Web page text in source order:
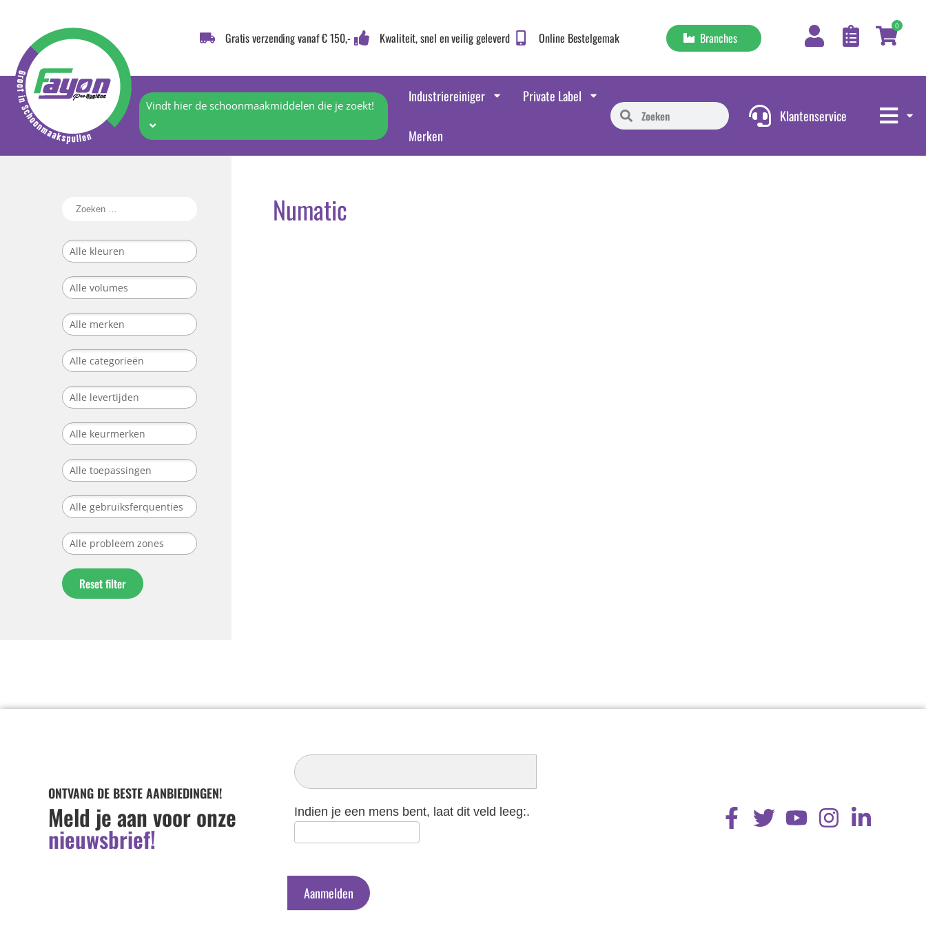
Gratis verzending vanaf € 150,- Kwaliteit, snel en veilig geleverd Online Bestelgemak Branches
0
Vindt hier de schoonmaakmiddelen die je zoekt!
Industriereiniger Private Label
Merken
Klantenservice
Numatic
ONTVANG DE BESTE AANBIEDINGEN!
Meld je aan voor onze
nieuwsbrief!
Inschrijven
Nieuwsbrief
Indien je een mens bent, laat dit veld leeg:.
Aanmelden